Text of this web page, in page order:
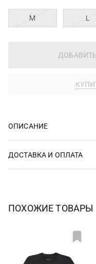
M L
ОПИСАНИЕ
ДОСТАВКА И ОПЛАТА
ПОХОЖИЕ ТОВАРЫ